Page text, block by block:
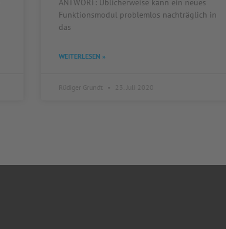
ANTWORT: Üblicherweise kann ein neues
Funktionsmodul problemlos nachträglich in
das
WEITERLESEN »
Rüdiger Grundt 23. Juli 2020